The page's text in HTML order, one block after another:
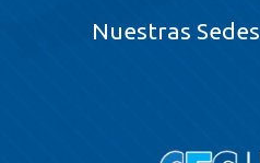
Nuestras Sedes